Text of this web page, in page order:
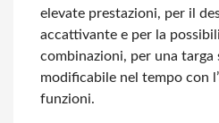
elevate prestazioni, per il
accattivante e per la
combinazioni, per una targa
modificabile nel tempo con
funzioni.